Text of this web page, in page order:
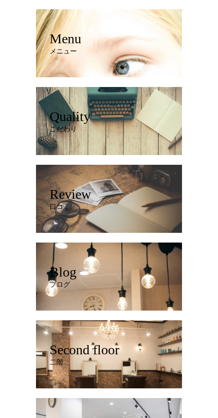
Menu
メニュー
Quality
こだわり
Review
口コミ
Blog
ブログ
Second floor
二階